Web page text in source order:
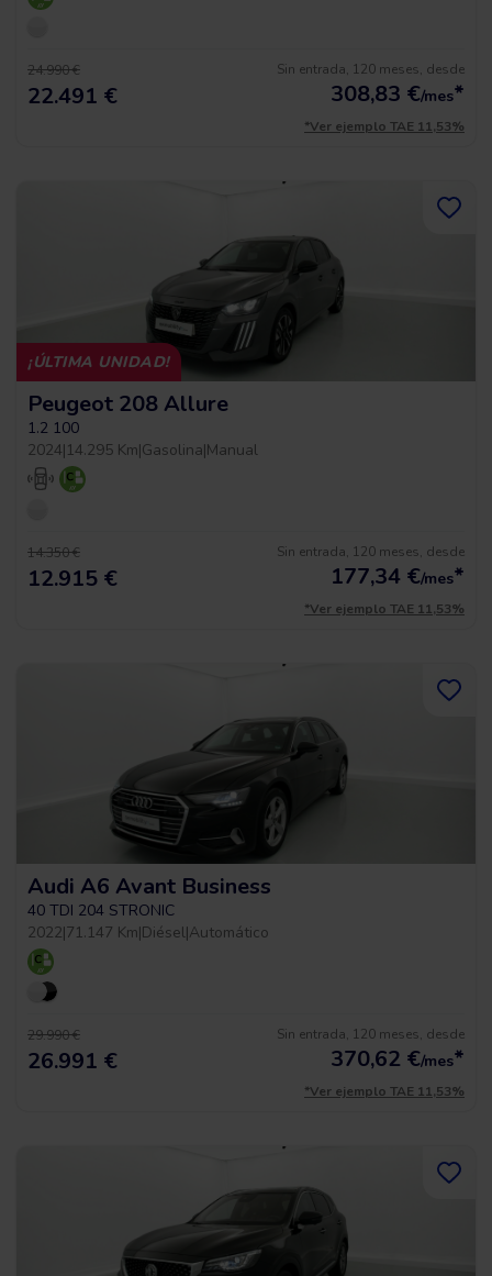
24.990 €
22.491 €
Sin entrada, 120 meses, desde
308,83 €/mes*
*Ver ejemplo TAE 11,53%
¡ÚLTIMA UNIDAD!
Peugeot 208 Allure
1.2 100
2024|14.295 Km|Gasolina|Manual
14.350 €
12.915 €
Sin entrada, 120 meses, desde
177,34 €/mes*
*Ver ejemplo TAE 11,53%
Audi A6 Avant Business
40 TDI 204 STRONIC
2022|71.147 Km|Diésel|Automático
29.990 €
26.991 €
Sin entrada, 120 meses, desde
370,62 €/mes*
*Ver ejemplo TAE 11,53%